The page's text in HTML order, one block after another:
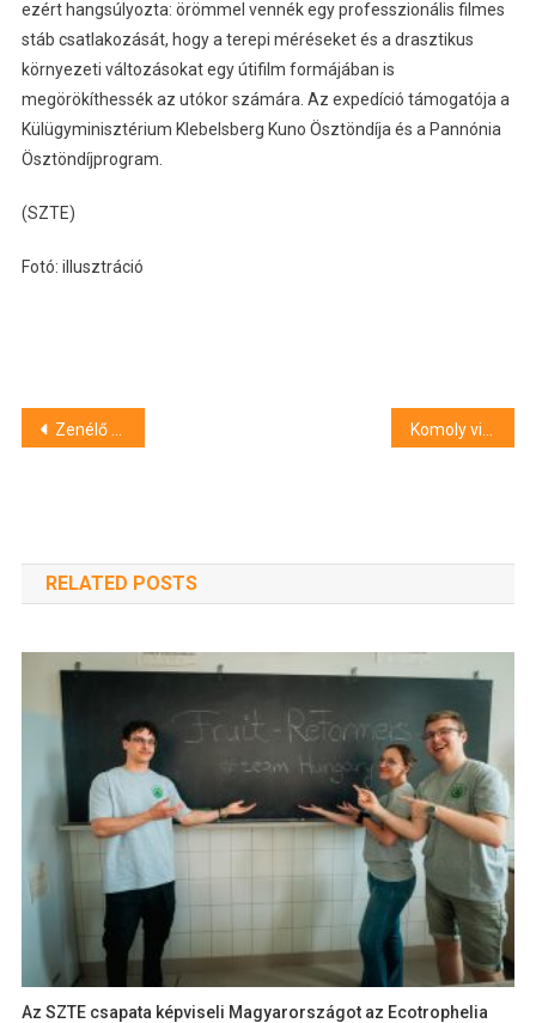
ezért hangsúlyozta: örömmel vennék egy professzionális filmes
stáb csatlakozását, hogy a terepi méréseket és a drasztikus
környezeti változásokat egy útifilm formájában is
megörökíthessék az utókor számára. Az expedíció támogatója a
Külügyminisztérium Klebelsberg Kuno Ösztöndíja és a Pannónia
Ösztöndíjprogram.
(SZTE)
Fotó: illusztráció
Bejegyzés
Zenélő villamos robog át Szegeden: különleges koncertekkel várja az utasokat az SZKT
RELATED POSTS
Az SZTE csapata képviseli Magyarországot az Ecotrophelia